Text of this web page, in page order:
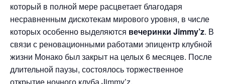
который в полной мере расцветает благодаря
несравненным дискотекам мирового уровня, в числе
которых особенно выделяются вечеринки Jimmy’z. В
связи с реновационными работами эпицентр клубной
жизни Монако был закрыт на целых 6 месяцев. После
длительной паузы, состоялось торжественное